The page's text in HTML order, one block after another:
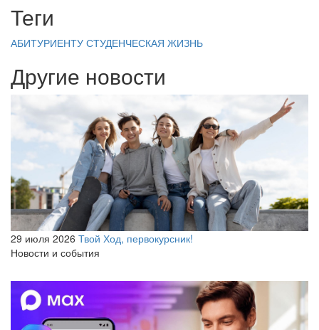
Теги
АБИТУРИЕНТУ СТУДЕНЧЕСКАЯ ЖИЗНЬ
Другие новости
29 июля 2026 Твой Ход, первокурсник!
Новости и события